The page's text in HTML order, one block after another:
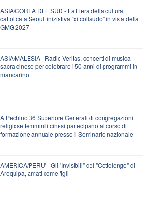
ASIA/COREA DEL SUD - La Fiera della cultura
cattolica a Seoul, iniziativa “di collaudo” in vista della
GMG 2027
ASIA/MALESIA - Radio Veritas, concerti di musica
sacra cinese per celebrare i 50 anni di programmi in
mandarino
A Pechino 36 Superiore Generali di congregazioni
religiose femminili cinesi partecipano al corso di
formazione annuale presso il Seminario nazionale
AMERICA/PERU' - Gli "Invisibili" del "Cottolengo" di
Arequipa, amati come figli